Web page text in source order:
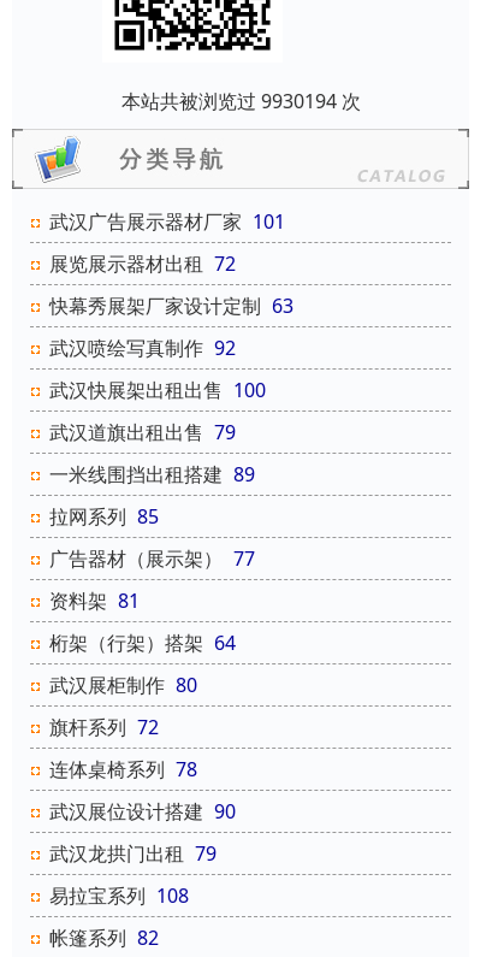
本站共被浏览过 9930194 次
武汉广告展示器材厂家 101
展览展示器材出租 72
快幕秀展架厂家设计定制 63
武汉喷绘写真制作 92
武汉快展架出租出售 100
武汉道旗出租出售 79
一米线围挡出租搭建 89
拉网系列 85
广告器材（展示架）
77
资料架 81
桁架（行架）搭架 64
武汉展柜制作 80
旗杆系列 72
连体桌椅系列 78
武汉展位设计搭建 90
武汉龙拱门出租 79
易拉宝系列 108
帐篷系列 82